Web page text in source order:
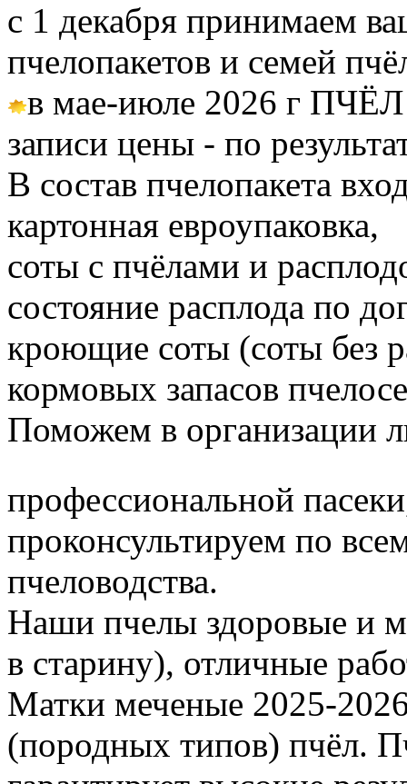
с 1 декабря принимаем
пчелопакетов и семей
в мае-июле 2026 г
записи цены - по
В состав пчелопакета
картонная евроупаковка,
соты с пчёлами и
состояние расплода по
кроющие соты (соты без
кормовых запасов
Поможем в организации
профессиональной
проконсультируем по
пчеловодства.
Наши пчелы здоровые и
в старину), отличные
Матки меченые 2025-
(породных типов) пчёл.